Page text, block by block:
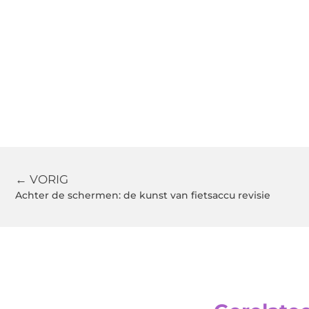
← VORIG
Achter de schermen: de kunst van fietsaccu revisie